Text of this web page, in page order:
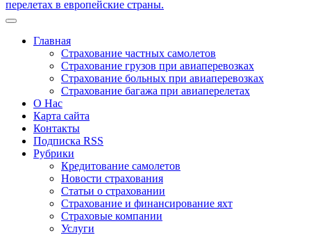
Главная
Страхование частных самолетов
Страхование грузов при авиаперевозках
Страхование больных при авиаперевозках
Страхование багажа при авиаперелетах
О Нас
Карта сайта
Контакты
Подписка RSS
Рубрики
Кредитование самолетов
Новости страхования
Статьи о страховании
Страхование и финансирование яхт
Страховые компании
Услуги